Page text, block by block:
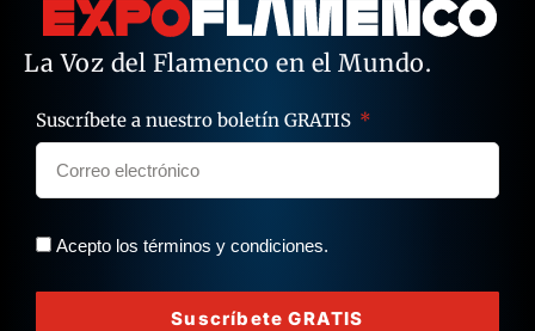
La Voz del Flamenco en el Mundo.
Suscríbete a nuestro boletín GRATIS
Acepto los términos y condiciones.
Suscríbete GRATIS